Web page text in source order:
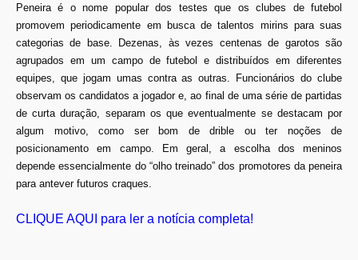
Peneira é o nome popular dos testes que os clubes de futebol
promovem periodicamente em busca de talentos mirins para suas
categorias de base. Dezenas, às vezes centenas de garotos são
agrupados em um campo de futebol e distribuídos em diferentes
equipes, que jogam umas contra as outras. Funcionários do clube
observam os candidatos a jogador e, ao final de uma série de partidas
de curta duração, separam os que eventualmente se destacam por
algum motivo, como ser bom de drible ou ter noções de
posicionamento em campo. Em geral, a escolha dos meninos
depende essencialmente do “olho treinado” dos promotores da peneira
para antever futuros craques.
CLIQUE AQUI para ler a notícia completa!